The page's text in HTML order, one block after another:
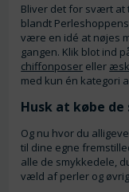
Bliver det for svært at
blandt
være en idé at nøjes
gangen. Klik blot ind
chiffonposer eller
med kun én kategori
Husk at købe
Og nu hvor du
til dine egne
alle de smykkedele,
væld af perler og